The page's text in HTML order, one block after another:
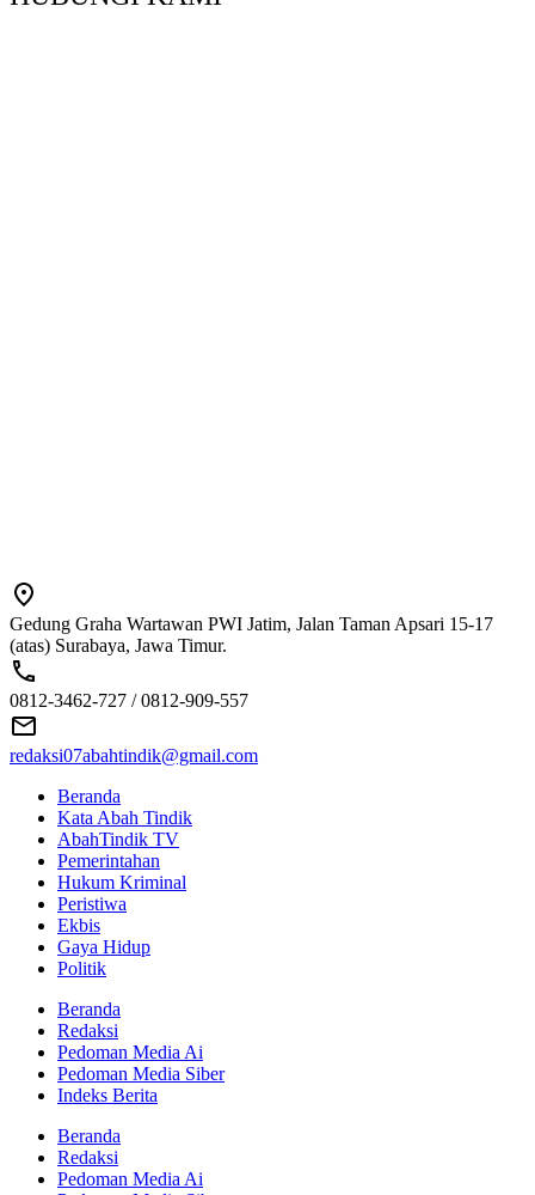
Gedung Graha Wartawan PWI Jatim, Jalan Taman Apsari 15-17
(atas) Surabaya, Jawa Timur.
0812-3462-727 / 0812-909-557
redaksi07abahtindik@gmail.com
Beranda
Kata Abah Tindik
AbahTindik TV
Pemerintahan
Hukum Kriminal
Peristiwa
Ekbis
Gaya Hidup
Politik
Beranda
Redaksi
Pedoman Media Ai
Pedoman Media Siber
Indeks Berita
Beranda
Redaksi
Pedoman Media Ai